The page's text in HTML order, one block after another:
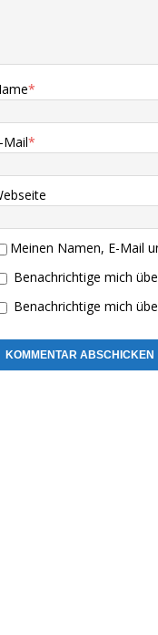
*
Mail*
Meinen Namen, E-Mail
Benachrichtige mich
Benachrichtige mich